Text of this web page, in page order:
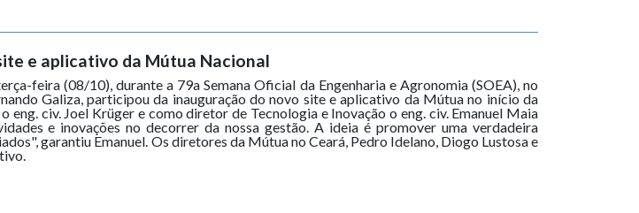
e aplicativo da Mútua Nacional
feira (08/10), durante a 79a Semana Oficial da Engenharia e Agronomia (SOEA), no
Galiza, participou da inauguração do novo site e aplicativo da Mútua no início da
civ. Joel Krüger e como diretor de Tecnologia e Inovação o eng. civ. Emanuel Maia
e inovações no decorrer da nossa gestão. A ideia é promover uma verdadeira
garantiu Emanuel. Os diretores da Mútua no Ceará, Pedro Idelano, Diogo Lustosa e